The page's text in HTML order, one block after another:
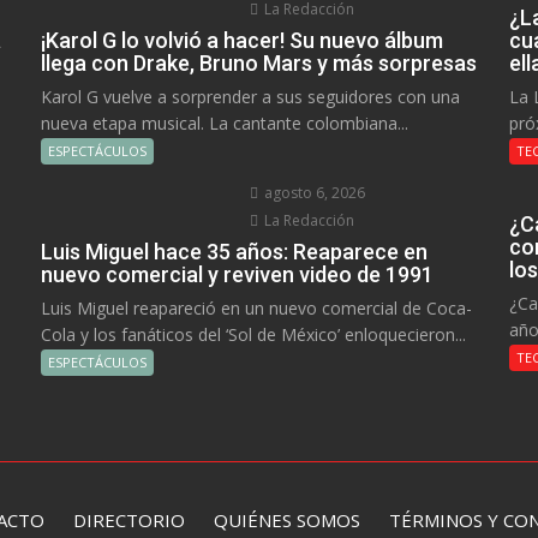
La Redacción
¡Karol G lo volvió a hacer! Su nuevo álbum
llega con Drake, Bruno Mars y más sorpresas
Karol G vuelve a sorprender a sus seguidores con una
nueva etapa musical. La cantante colombiana...
ESPECTÁCULOS
agosto 6, 2026
La Redacción
Luis Miguel hace 35 años: Reaparece en
nuevo comercial y reviven video de 1991
Luis Miguel reapareció en un nuevo comercial de Coca-
Cola y los fanáticos del ‘Sol de México’ enloquecieron...
ESPECTÁCULOS
La
DIRECTORIO QUIÉNES SOMOS TÉRMINOS Y